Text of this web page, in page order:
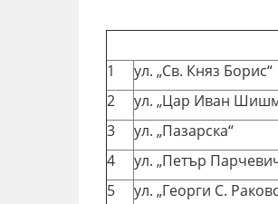
1
ул. „Св. Княз Борис“
2
ул. „Цар Иван
3
ул. „Пазарска“
4
ул. „Петър
5
ул. „Георги С.